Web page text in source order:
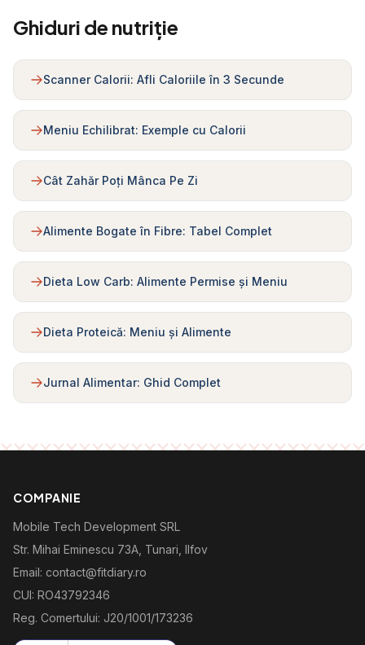
Ghiduri de nutriție
Scanner Calorii: Afli Caloriile în 3 Secunde
Meniu Echilibrat: Exemple cu Calorii
Cât Zahăr Poți Mânca Pe Zi
Alimente Bogate în Fibre: Tabel Complet
Dieta Low Carb: Alimente Permise și Meniu
Dieta Proteică: Meniu și Alimente
Jurnal Alimentar: Ghid Complet
COMPANIE
Mobile Tech Development SRL
Str. Mihai Eminescu 73A, Tunari, Ilfov
Email: contact@fitdiary.ro
CUI: RO43792346
Reg. Comertului: J20/1001/173236